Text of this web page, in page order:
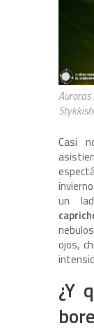
Auroras
Casi
un
ojos,
¿Y